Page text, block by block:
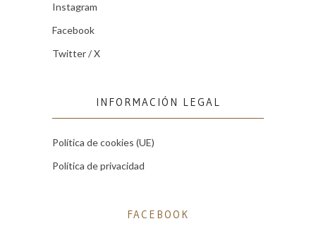
Instagram
Facebook
Twitter / X
INFORMACIÓN LEGAL
Política de cookies (UE)
Política de privacidad
FACEBOOK